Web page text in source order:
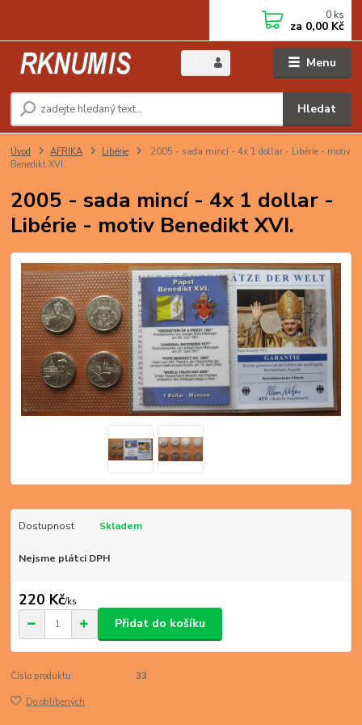
Menu
Hledat
0 ks
za 0,00 Kč
Úvod AFRIKA Libérie
2005 - sada mincí - 4x 1 dollar - Libérie - motiv
Benedikt XVI.
2005 - sada mincí - 4x 1 dollar -
Libérie - motiv Benedikt XVI.
Dostupnost Skladem
Nejsme plátci DPH
220 Kč/ks
Přidat do košíku
Číslo produktu: 33
Do oblíbených